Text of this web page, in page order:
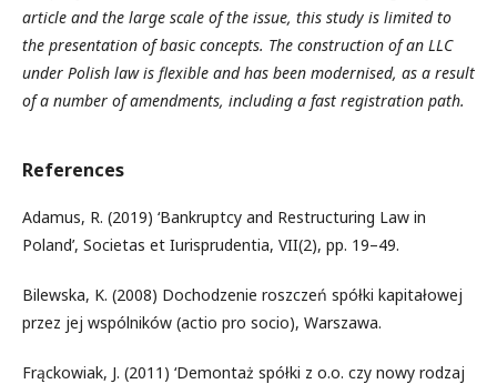
article and the large scale of the issue, this study is limited to
the presentation of basic concepts. The construction of an LLC
under Polish law is flexible and has been modernised, as a result
of a number of amendments, including a fast registration path.
References
Adamus, R. (2019) ‘Bankruptcy and Restructuring Law in
Poland’, Societas et Iurisprudentia, VII(2), pp. 19–49.
Bilewska, K. (2008) Dochodzenie roszczeń spółki kapitałowej
przez jej wspólników (actio pro socio), Warszawa.
Frąckowiak, J. (2011) ‘Demontaż spółki z o.o. czy nowy rodzaj